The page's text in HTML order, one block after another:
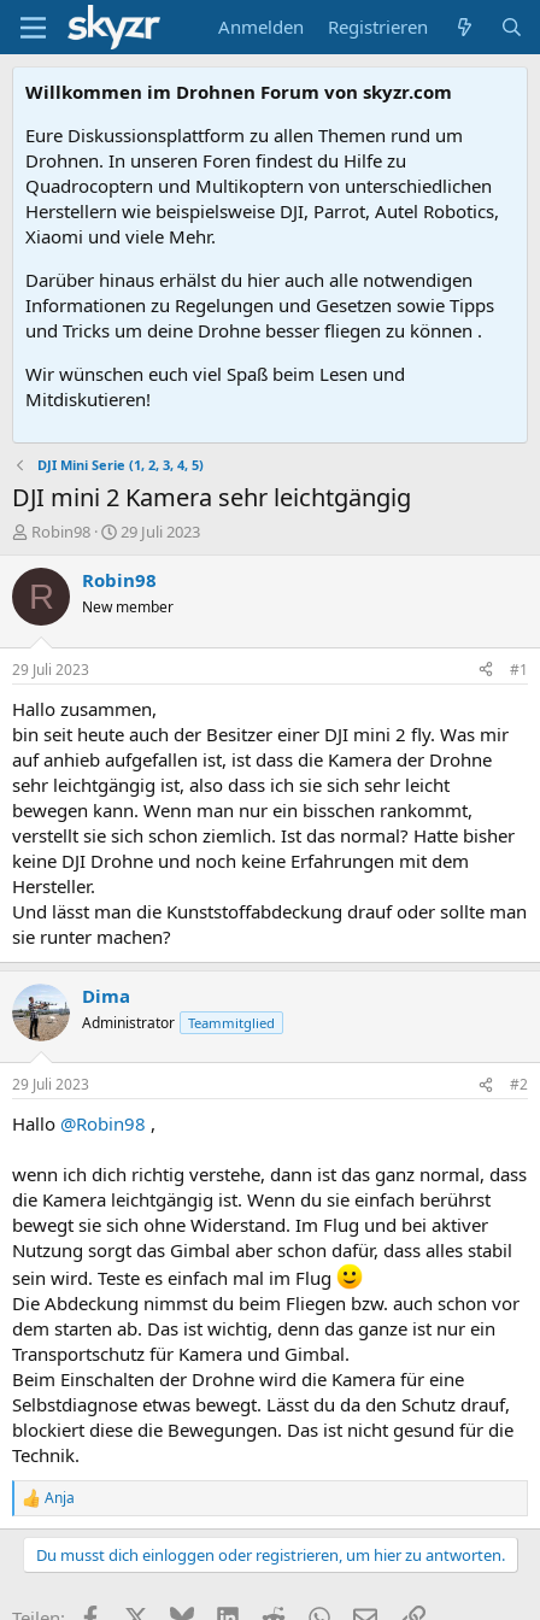
Anmelden Registrieren
Willkommen im Drohnen Forum von skyzr.com
Eure Diskussionsplattform zu allen Themen rund um
Drohnen. In unseren Foren findest du Hilfe zu
Quadrocoptern und Multikoptern von unterschiedlichen
Herstellern wie beispielsweise DJI, Parrot, Autel Robotics,
Xiaomi und viele Mehr.
Darüber hinaus erhälst du hier auch alle notwendigen
Informationen zu Regelungen und Gesetzen sowie Tipps
und Tricks um deine Drohne besser fliegen zu können .
Wir wünschen euch viel Spaß beim Lesen und
Mitdiskutieren!
DJI Mini Serie (1, 2, 3, 4, 5)
DJI mini 2 Kamera sehr leichtgängig
E
s
t
e
r
Robin98
E
s
e
t
a
29 Juli 2023
R Robin98
New member
29 Juli 2023 #1
Hallo zusammen,
bin seit heute auch der Besitzer einer DJI mini 2 fly. Was mir
auf anhieb aufgefallen ist, ist dass die Kamera der Drohne
sehr leichtgängig ist, also dass ich sie sich sehr leicht
bewegen kann. Wenn man nur ein bisschen rankommt,
verstellt sie sich schon ziemlich. Ist das normal? Hatte bisher
keine DJI Drohne und noch keine Erfahrungen mit dem
Hersteller.
Und lässt man die Kunststoffabdeckung drauf oder sollte man
sie runter machen?
Dima
Administrator Teammitglied
29 Juli 2023 #2
Hallo @Robin98 ,
wenn ich dich richtig verstehe, dann ist das ganz normal, dass
die Kamera leichtgängig ist. Wenn du sie einfach berührst
bewegt sie sich ohne Widerstand. Im Flug und bei aktiver
Nutzung sorgt das Gimbal aber schon dafür, dass alles stabil
sein wird. Teste es einfach mal im Flug
Die Abdeckung nimmst du beim Fliegen bzw. auch schon vor
dem starten ab. Das ist wichtig, denn das ganze ist nur ein
Transportschutz für Kamera und Gimbal.
Beim Einschalten der Drohne wird die Kamera für eine
Selbstdiagnose etwas bewegt. Lässt du da den Schutz drauf,
blockiert diese die Bewegungen. Das ist nicht gesund für die
Technik.
R
e
a
Anja
Du musst dich einloggen oder registrieren, um hier zu antworten.
Facebook BlueskyLinkedIn
Reddit WhatsApp
E-MailLink